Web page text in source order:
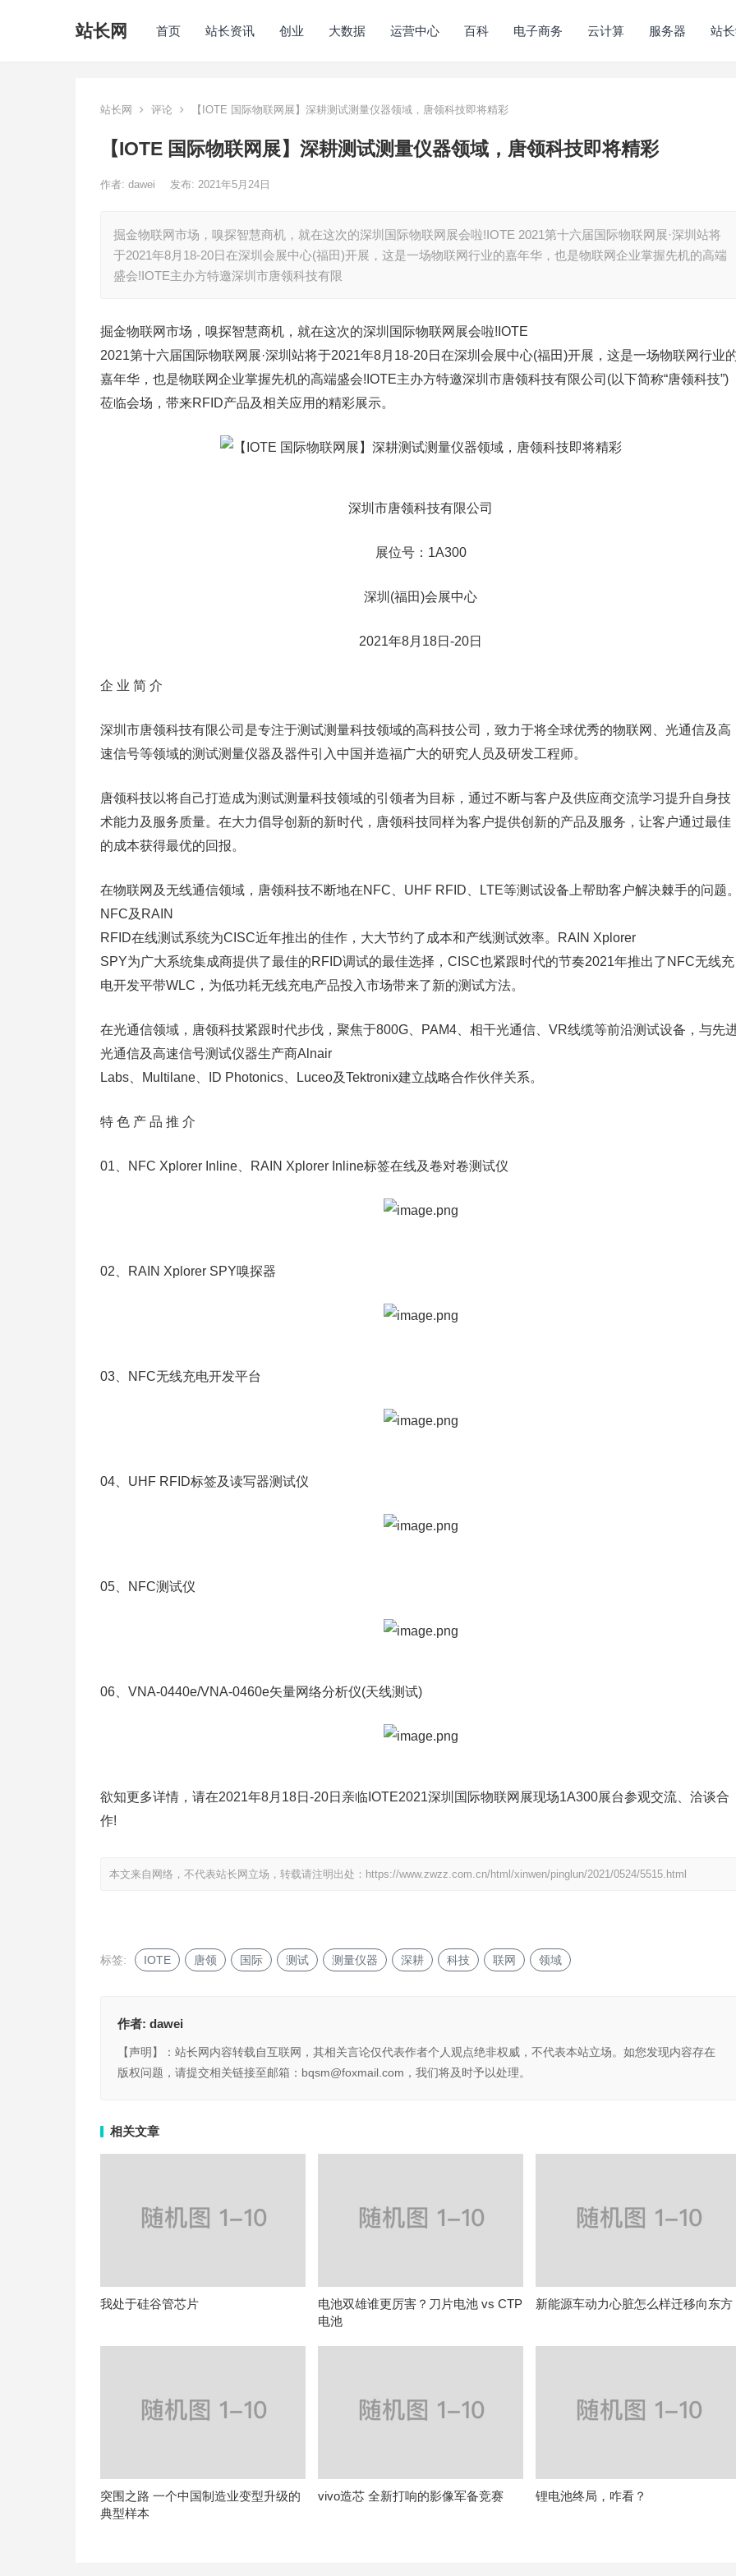
站长网 首页 站长资讯 创业 大数据 运营中心 百科 电子商务 云计算 服务器 站
站长网 评论 【IOTE 国际物联网展】深耕测试测量仪器领域，唐领科技即将精彩
【IOTE 国际物联网展】深耕测试测量仪器领域，唐领科技即将精彩
作者: dawei 发布: 2021年5月24日
掘金物联网市场，嗅探智慧商机，就在这次的深圳国际物联网展会啦!IOTE 2021第十六届国际物联网展·深圳站将
于2021年8月18-20日在深圳会展中心(福田)开展，这是一场物联网行业的嘉年华，也是物联网企业掌握先机的高端
盛会!IOTE主办方特邀深圳市唐领科技有限
掘金物联网市场，嗅探智慧商机，就在这次的深圳国际物联网展会啦!IOTE
2021第十六届国际物联网展·深圳站将于2021年8月18-20日在深圳会展中心(福田)开展，这是一场物联网行业
嘉年华，也是物联网企业掌握先机的高端盛会!IOTE主办方特邀深圳市唐领科技有限公司(以下简称“唐领科技”)
莅临会场，带来RFID产品及相关应用的精彩展示。
深圳市唐领科技有限公司
展位号：1A300
深圳(福田)会展中心
2021年8月18日-20日
企 业 简 介
深圳市唐领科技有限公司是专注于测试测量科技领域的高科技公司，致力于将全球优秀的物联网、光通信及高
速信号等领域的测试测量仪器及器件引入中国并造福广大的研究人员及研发工程师。
唐领科技以将自己打造成为测试测量科技领域的引领者为目标，通过不断与客户及供应商交流学习提升自身技
术能力及服务质量。在大力倡导创新的新时代，唐领科技同样为客户提供创新的产品及服务，让客户通过最佳
的成本获得最优的回报。
在物联网及无线通信领域，唐领科技不断地在NFC、UHF RFID、LTE等测试设备上帮助客户解决棘手的问题
NFC及RAIN
RFID在线测试系统为CISC近年推出的佳作，大大节约了成本和产线测试效率。RAIN Xplorer
SPY为广大系统集成商提供了最佳的RFID调试的最佳选择，CISC也紧跟时代的节奏2021年推出了NFC无线充
电开发平带WLC，为低功耗无线充电产品投入市场带来了新的测试方法。
在光通信领域，唐领科技紧跟时代步伐，聚焦于800G、PAM4、相干光通信、VR线缆等前沿测试设备，与先
光通信及高速信号测试仪器生产商Alnair
Labs、Multilane、ID Photonics、Luceo及Tektronix建立战略合作伙伴关系。
特 色 产 品 推 介
01、NFC Xplorer Inline、RAIN Xplorer Inline标签在线及卷对卷测试仪
02、RAIN Xplorer SPY嗅探器
03、NFC无线充电开发平台
04、UHF RFID标签及读写器测试仪
05、NFC测试仪
06、VNA-0440e/VNA-0460e矢量网络分析仪(天线测试)
欲知更多详情，请在2021年8月18日-20日亲临IOTE2021深圳国际物联网展现场1A300展台参观交流、洽谈合
作!
本文来自网络，不代表站长网立场，转载请注明出处： https://www.zwzz.com.cn/html/xinwen/pinglun/2021/0524/5515.html
标签: IOTE 唐领 国际 测试 测量仪器 深耕 科技 联网 领域
作者: dawei
【声明】：站长网内容转载自互联网，其相关言论仅代表作者个人观点绝非权威，不代表本站立场。如您发现内容存在
版权问题，请提交相关链接至邮箱：bqsm@foxmail.com，我们将及时予以处理。
相关文章
我处于硅谷管芯片
电池双雄谁更厉害？刀片电池 vs CTP
电池
新能源车动力心脏怎么样迁移向东方
突围之路 一个中国制造业变型升级的
典型样本
vivo造芯 全新打响的影像军备竞赛 锂电池终局，咋看？